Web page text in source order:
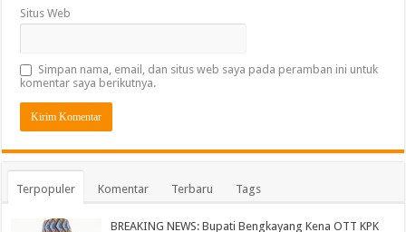
Situs Web
Simpan nama, email, dan situs web saya pada peramban ini untuk
komentar saya berikutnya.
Terpopuler Komentar Terbaru Tags
BREAKING NEWS: Bupati Bengkayang Kena OTT KPK